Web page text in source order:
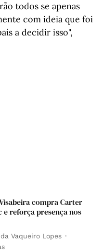
todos se apenas
com ideia que foi
a decidir isso",
compra Carter
e reforça presença nos
Vaqueiro Lopes